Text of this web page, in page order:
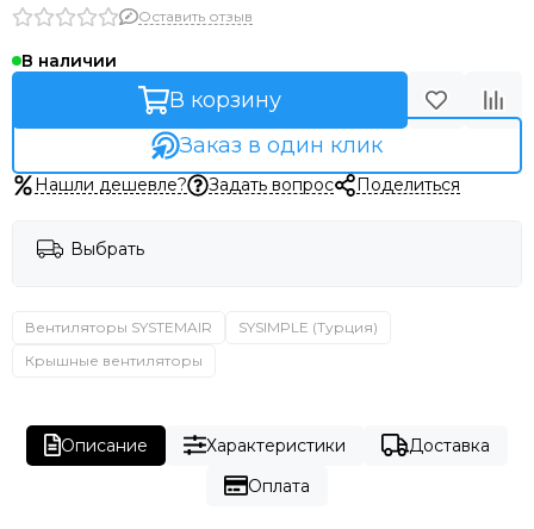
Оставить отзыв
В наличии
В корзину
Заказ в один клик
Нашли дешевле? Задать вопрос Поделиться
Выбрать
Вентиляторы SYSTEMAIR
SYSIMPLE (Турция)
Крышные вентиляторы
Описание Характеристики
Доставка
Оплата